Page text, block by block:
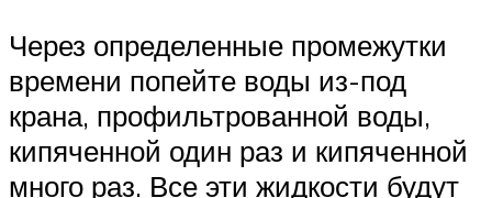
Через определенные промежутки
времени попейте воды из-под
крана, профильтрованной воды,
кипяченной один раз и кипяченной
много раз. Все эти жидкости будут